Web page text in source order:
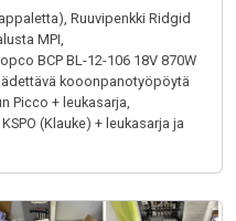
Ruuvipenkki Ridgid
MPI,
BCP BL-12-106 18V 870W
kooonpanotyöpöytä
Picco + leukasarja,
(Klauke) + leukasarja ja